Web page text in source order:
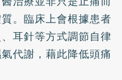
。臨床上會根據患者
耳針等方式調節自律
代謝，藉此降低頭痛